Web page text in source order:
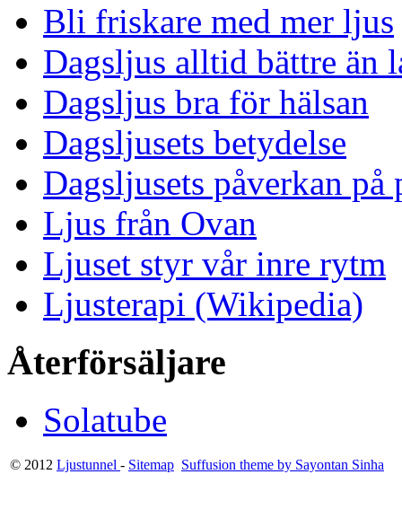
Bli friskare med mer ljus
Dagsljus alltid bättre än
Dagsljus bra för hälsan
Dagsljusets betydelse
Dagsljusets påverkan på
Ljus från Ovan
Ljuset styr vår inre rytm
Ljusterapi (Wikipedia)
Återförsäljare
Solatube
© 2012 Ljustunnel - Sitemap Suffusion theme by Sayontan Sinha